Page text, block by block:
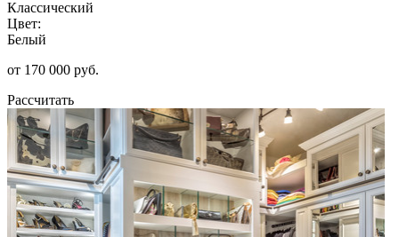
Классический
Цвет:
Белый
от 170 000 руб.
Рассчитать